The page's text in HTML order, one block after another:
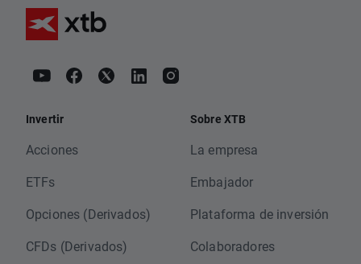
Invertir
Acciones
ETFs
Opciones (Derivados)
CFDs (Derivados)
Sobre XTB
La empresa
Embajador
Plataforma de inversión
Colaboradores